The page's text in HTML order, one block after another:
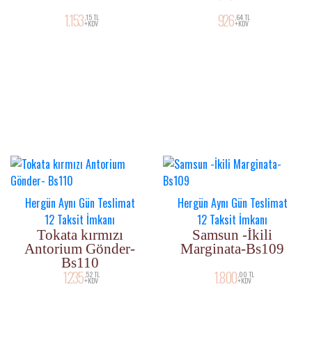
1.153 ,15 TL
+KDV 926 ,64 TL
+KDV
Hergün Aynı Gün Teslimat
12 Taksit İmkanı
Tokata kırmızı
Antorium Gönder-
Bs110
1.235 ,52 TL
+KDV
Hergün Aynı Gün Teslimat
12 Taksit İmkanı
Samsun -İkili
Marginata-Bs109
1.800 ,00 TL
+KDV